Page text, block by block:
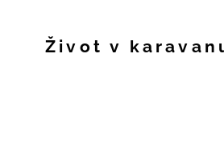
Život v